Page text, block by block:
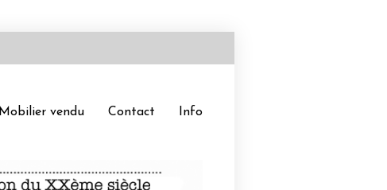
Mobilier vendu Contact Info